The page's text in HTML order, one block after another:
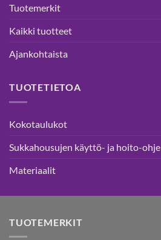
Tuotemerkit
Kaikki tuotteet
Ajankohtaista
TUOTETIETOA
Kokotaulukot
Sukkahousujen käyttö- ja hoito-ohje
Materiaalit
TUOTEMERKIT